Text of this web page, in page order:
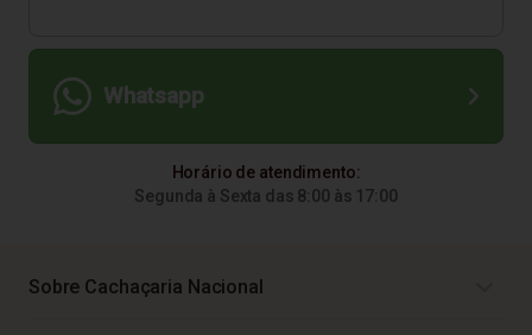
Whatsapp
Horário de atendimento:
Segunda à Sexta das 8:00 às 17:00
Sobre Cachaçaria Nacional